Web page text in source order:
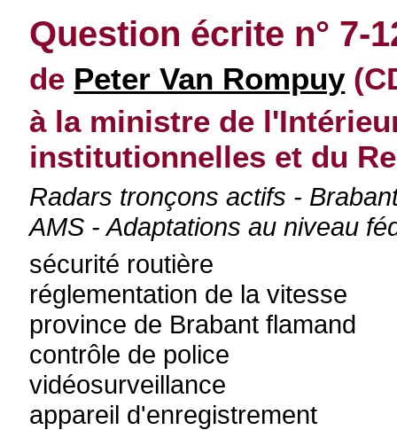
Question écrite n° 7-
de Peter Van Rompuy
à la ministre de
institutionnelles et du
Radars tronçons actifs -
AMS - Adaptations au niveau
sécurité routière
réglementation de la vitesse
province de Brabant flamand
contrôle de police
vidéosurveillance
appareil d'enregistrement